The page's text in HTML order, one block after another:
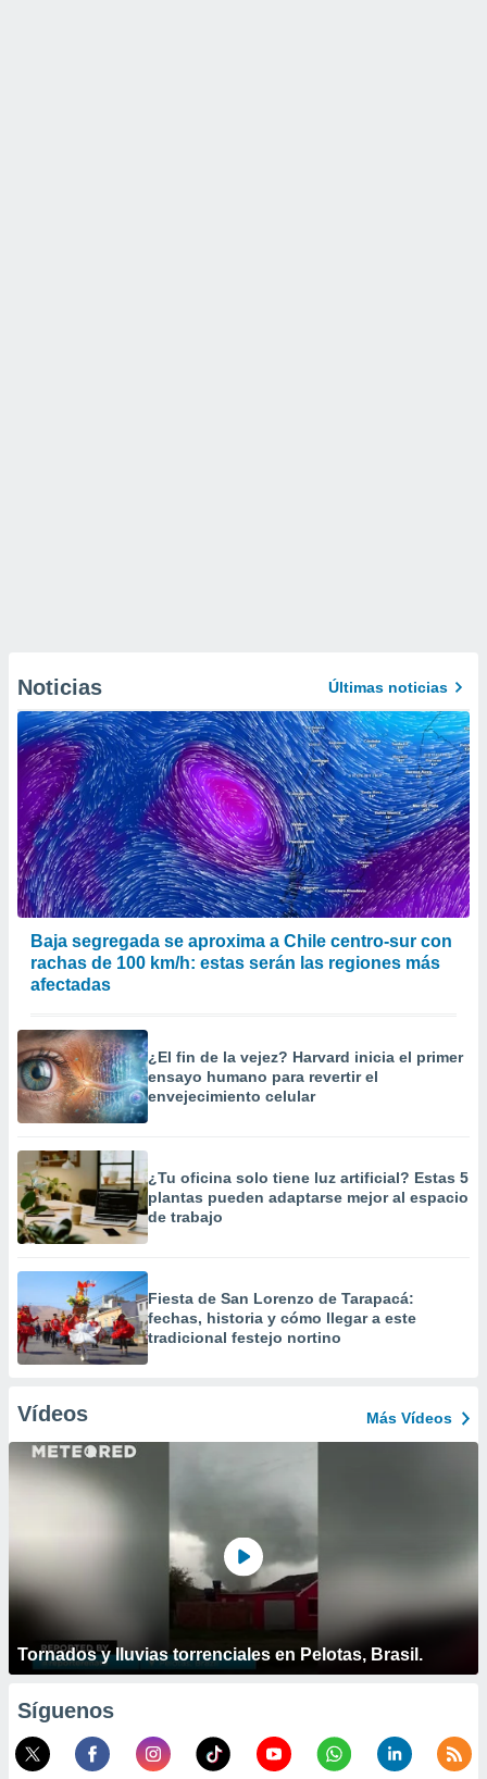
Noticias Últimas noticias
Baja segregada se aproxima a Chile centro-sur con
rachas de 100 km/h: estas serán las regiones más
afectadas
¿El fin de la vejez? Harvard inicia el primer
ensayo humano para revertir el
envejecimiento celular
¿Tu oficina solo tiene luz artificial? Estas 5
plantas pueden adaptarse mejor al espacio
de trabajo
Fiesta de San Lorenzo de Tarapacá:
fechas, historia y cómo llegar a este
tradicional festejo nortino
Vídeos Más Vídeos
Tornados y lluvias torrenciales en Pelotas, Brasil.
Síguenos